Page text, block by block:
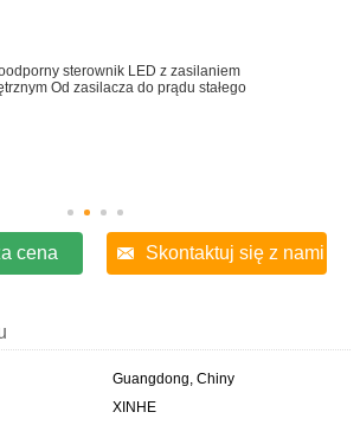
cena Skontaktuj się z nami
Guangdong, Chiny
XINHE